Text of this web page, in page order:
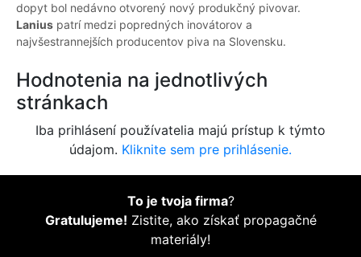
dopyt bol nedávno otvorený nový produkčný pivovar.
Lanius patrí medzi popredných inovátorov a
najvšestrannejších producentov piva na Slovensku.
Hodnotenia na jednotlivých
stránkach
Iba prihlásení používatelia majú prístup k týmto
údajom. Kliknite sem pre prihlásenie.
To je tvoja firma?
Gratulujeme! Zistite, ako získať propagačné
materiály!